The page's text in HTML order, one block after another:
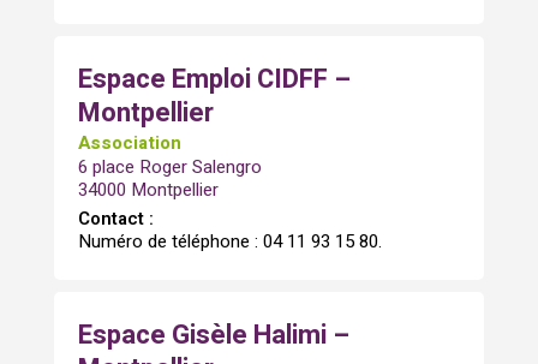
Espace Emploi CIDFF –
Montpellier
Association
6 place Roger Salengro
34000 Montpellier
Contact :
Numéro de téléphone : 04 11 93 15 80.
Espace Gisèle Halimi –